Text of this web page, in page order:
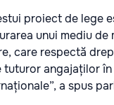
proiect de lege
unui mediu de
care respectă
tuturor angajaților
a spus